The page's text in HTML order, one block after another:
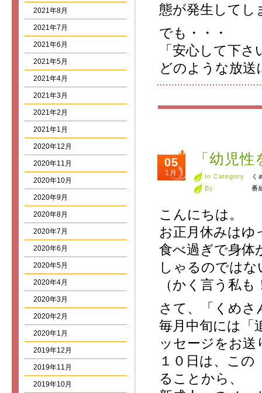
2021年8月
2021年7月
2021年6月
2021年5月
2021年4月
2021年3月
2021年2月
2021年1月
2020年12月
2020年11月
2020年10月
2020年9月
2020年8月
2020年7月
2020年6月
2020年5月
2020年4月
2020年3月
2020年2月
2020年1月
2019年12月
2019年11月
2019年10月
態が発生してし
でも・・・
「安心して下
どのような放送
05
1月
「幼児
In Category
く
By
番
こんにちは。
お正月休みはゆ
食べ過ぎで身体
しゃるのでは
（かく言う私も
さて、「くめさ
毎月中旬には「
ッセージをお
１０日は、こ
ることから、